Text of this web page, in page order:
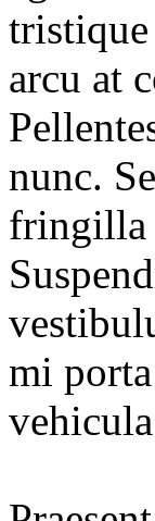
arcu at
nunc.
fringilla
mi